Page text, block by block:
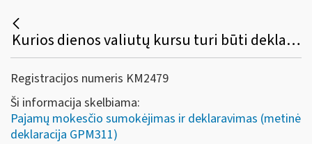
Kurios dienos valiutų kursu turi būti deklaruojamos pajamos bei nuo jų sumokėtas pajamų mokestis?
Registracijos numeris KM2479
Ši informacija skelbiama:
Pajamų mokesčio sumokėjimas ir deklaravimas (metinė
deklaracija GPM311)